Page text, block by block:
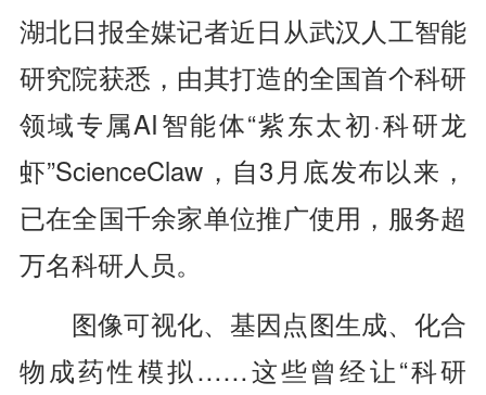
湖北日报全媒记者近日从武汉人工智能
研究院获悉，由其打造的全国首个科研
领域专属AI智能体“紫东太初·科研龙
虾”ScienceClaw，自3月底发布以来，
已在全国千余家单位推广使用，服务超
万名科研人员。
图像可视化、基因点图生成、化合
物成药性模拟……这些曾经让“科研